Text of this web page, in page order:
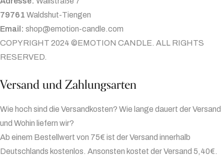
79761 Waldshut-Tiengen
Email: shop@emotion-candle.com
COPYRIGHT 2024 ©EMOTION CANDLE. ALL RIGHTS
RESERVED.
Versand und Zahlungsarten
Wie hoch sind die Versandkosten? Wie lange dauert der Versand
und Wohin liefern wir?
Ab einem Bestellwert von 75€ ist der Versand innerhalb
Deutschlands kostenlos. Ansonsten kostet der Versand 5,40€.